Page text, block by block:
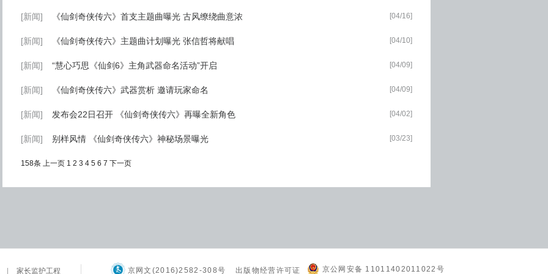
[04/16]
[新闻] 《仙剑奇侠传六》首支主题曲曝光 古风缭绕曲意浓
[04/10]
[新闻] 《仙剑奇侠传六》主题曲计划曝光 张信哲将献唱
[04/09]
[新闻] “慧心巧思《仙剑6》主角武器命名活动”开启
[04/09]
[新闻] 《仙剑奇侠传六》武器赏析 邀请玩家命名
[04/02]
[新闻] 发布会22日召开 《仙剑奇侠传六》再曝全新角色
[03/23]
[新闻] 别样风情 《仙剑奇侠传六》神秘场景曝光
158条 上一页 1 2 3 4 5 6 7 下一页
家长监护工程 京网文(2016)2582-308号 出版物经营许可证 京公网安备 11011402011022号